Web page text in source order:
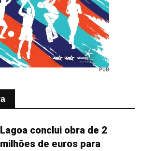
PUB
Lagoa conclui obra de 2
milhões de euros para